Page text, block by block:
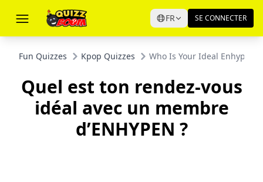
FR SE CONNECTER
Fun Quizzes Kpop Quizzes Who Is Your Ideal Enhypen
Quel est ton rendez-vous
idéal avec un membre
d’ENHYPEN ?